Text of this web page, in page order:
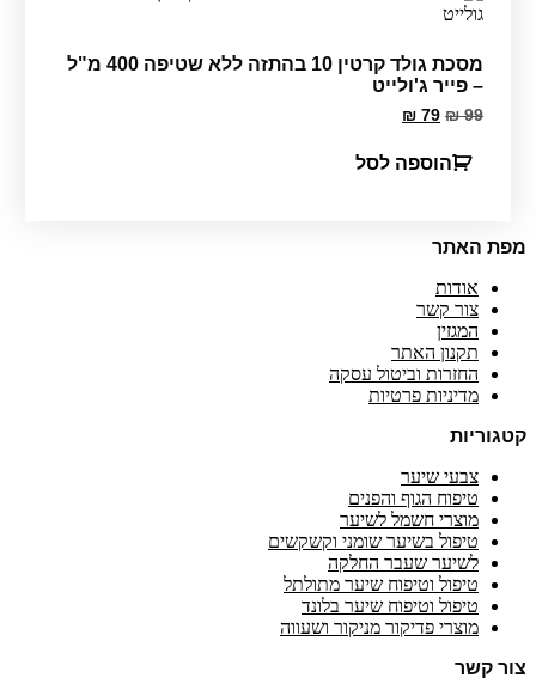
מסכת גולד קרטין 10 בהתזה ללא שטיפה 400 מ"ל
– פייר ג'ולייט
₪99
המחיר
₪ 99.
₪ 79
המחיר
₪ 79.
הוספה לסל
מפת האתר
אודות
צור קשר
המגזין
תקנון האתר
החזרות וביטול עסקה
מדיניות פרטיות
קטגוריות
צבעי שיער
טיפוח הגוף והפנים
מוצרי חשמל לשיער
טיפול בשיער שומני וקשקשים
לשיער שעבר החלקה
טיפול וטיפוח שיער מתולתל
טיפול וטיפוח שיער בלונד
מוצרי פדיקור מניקור ושעווה
צור קשר